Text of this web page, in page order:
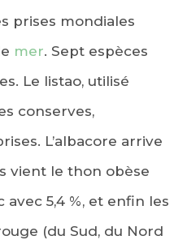
prises mondiales
mer. Sept espèces
Le listao, utilisé
conserves,
L’albacore arrive
vient le thon obèse
avec 5,4 %, et enfin les
(du Sud, du Nord